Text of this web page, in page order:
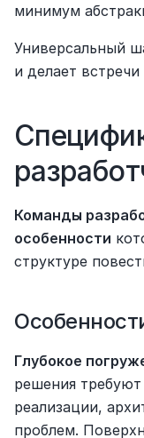
минимум
Универсальный
и делает
Команды
особенности
структуре
Глубокое
решения
реализации,
проблем.